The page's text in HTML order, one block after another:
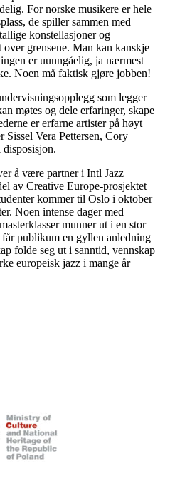
For norske musikere er hele
de spiller sammen med
konstellasjoner og
grensene. Man kan kanskje
er uunngåelig, ja nærmest
Noen må faktisk gjøre jobben!
som legger
møtes og dele erfaringer, skape
er erfarne artister på høyt
Vera Pettersen, Cory
å være partner i Intl Jazz
av Creative Europe-prosjektet
kommer til Oslo i oktober
Noen intense dager med
munner ut i en stor
publikum en gyllen anledning
folde seg ut i sanntid, vennskap
europeisk jazz i mange år